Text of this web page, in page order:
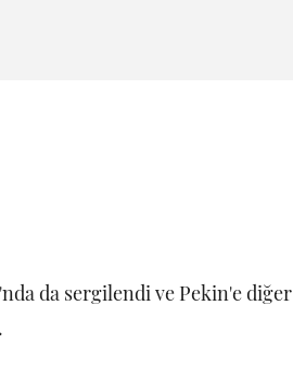
da sergilendi ve Pekin'e diğer